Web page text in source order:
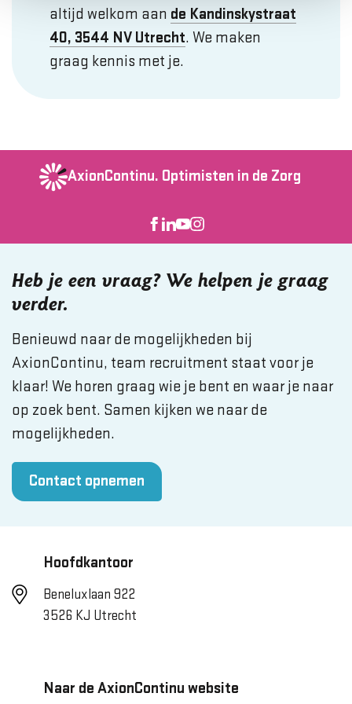
altijd welkom aan de Kandinskystraat
40, 3544 NV Utrecht. We maken
graag kennis met je.
AxionContinu. Optimisten in de Zorg
Heb je een vraag? We helpen je graag
verder.
Benieuwd naar de mogelijkheden bij
AxionContinu, team recruitment staat voor je
klaar! We horen graag wie je bent en waar je naar
op zoek bent. Samen kijken we naar de
mogelijkheden.
Contact opnemen
Hoofdkantoor
Beneluxlaan 922
3526 KJ Utrecht
Naar de AxionContinu website